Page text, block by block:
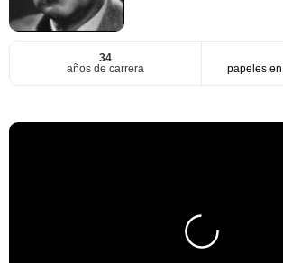
34
años de carrera
papeles